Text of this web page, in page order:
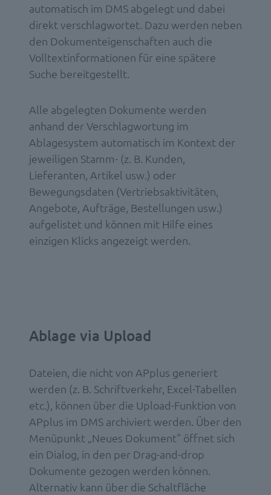
automatisch im DMS abgelegt und dabei
direkt verschlagwortet. Dazu werden neben
den Dokumenteigenschaften auch die
Volltextinformationen für eine spätere
Suche bereitgestellt.
Alle abgelegten Dokumente werden
anhand der Verschlagwortung im
Ablagesystem automatisch im Kontext der
jeweiligen Stamm- (z. B. Kunden,
Lieferanten, Artikel usw.) oder
Bewegungsdaten (Vertriebsaktivitäten,
Angebote, Aufträge, Bestellungen usw.)
aufgelistet und können mit Hilfe eines
einzigen Klicks angezeigt werden.
Ablage via Upload
Dateien, die nicht von APplus generiert
werden (z. B. Schriftverkehr, Excel-Tabellen
etc.), können über die Upload-Funktion von
APplus im DMS archiviert werden. Über den
Menüpunkt „Neues Dokument“ öffnet sich
ein Dialog, in den per Drag-and-drop
Dokumente gezogen werden können.
Alternativ kann über die Schaltfläche